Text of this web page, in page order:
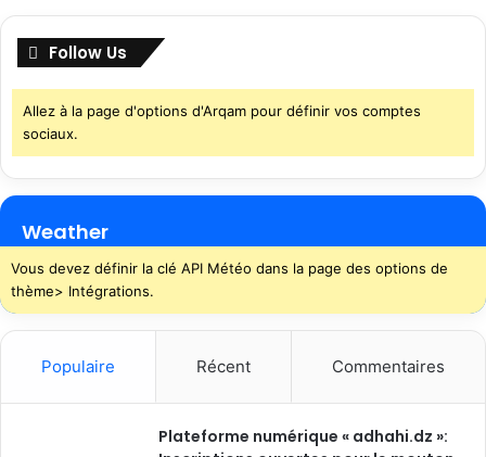
Follow Us
Allez à la page d'options d'Arqam pour définir vos comptes
sociaux.
Weather
Vous devez définir la clé API Météo dans la page des options de
thème> Intégrations.
Populaire Récent Commentaires
Plateforme numérique « adhahi.dz »: